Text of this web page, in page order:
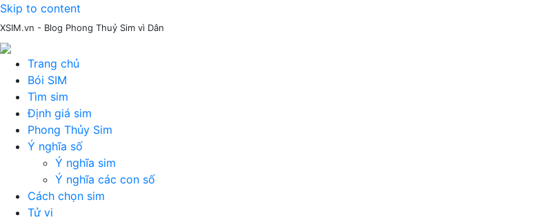
Skip to content
XSIM.vn - Blog Phong Thuỷ Sim vì Dân
Trang chủ
Bói SIM
Tìm sim
Định giá sim
Phong Thủy Sim
Ý nghĩa số
Ý nghĩa sim
Ý nghĩa các con số
Cách chọn sim
Tử vi